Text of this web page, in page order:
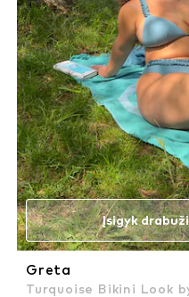
Įsigyk
Greta
Turquoise Bikini Look